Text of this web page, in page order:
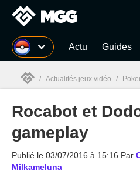
MGG Actu Guides
MGG
/ Actualités jeux vidéo /
Rocabot et
gameplay
Publié le 03/07/2016 à 15:16 Par
Milkameluna